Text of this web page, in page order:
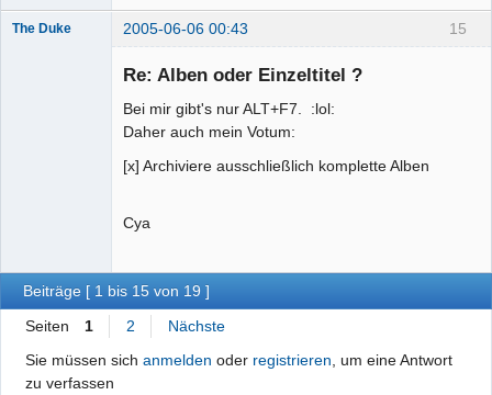
15
The Duke 2005-06-06 00:43
Re: Alben oder Einzeltitel ?
Bei mir gibt's nur ALT+F7. :lol:
Daher auch mein Votum:
[x] Archiviere ausschließlich komplette Alben
Cya
Beiträge [ 1 bis 15 von 19 ]
Seiten 1 2
Nächste
Sie müssen sich anmelden oder registrieren , um eine Antwort
zu verfassen